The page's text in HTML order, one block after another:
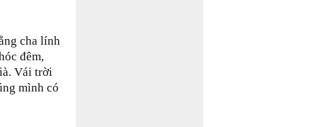
cha lính
đêm,
Vái trời
mình có